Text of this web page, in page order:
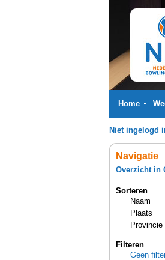
Home
Niet ingelogd
Navigatie
Overzicht in
Sorteren
Naam
Plaats
Provincie
Filteren
Geen